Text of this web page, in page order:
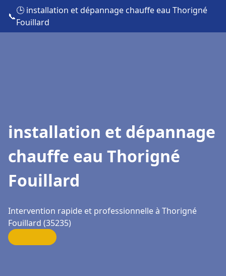
📞
🕒 installation et dépannage chauffe eau Thorigné
Fouillard
installation et dépannage
chauffe eau Thorigné
Fouillard
Intervention rapide et professionnelle à Thorigné
Fouillard (35235)